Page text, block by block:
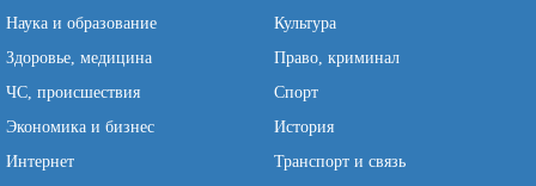
Наука и образование
Культура
Здоровье, медицина
Право, криминал
ЧС, происшествия
Спорт
Экономика и бизнес
История
Интернет
Транспорт и связь